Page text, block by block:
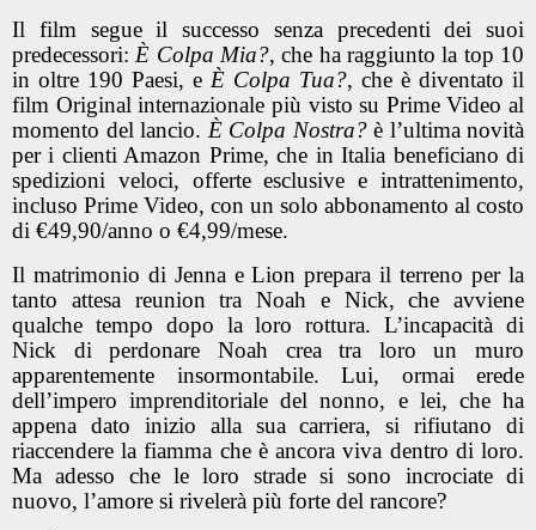
Il film segue il successo senza precedenti dei suoi
predecessori: È Colpa Mia?, che ha raggiunto la top 10
in oltre 190 Paesi, e È Colpa Tua?, che è diventato il
film Original internazionale più visto su Prime Video al
momento del lancio. È Colpa Nostra?è l’ultima novità
per i clienti Amazon Prime, che in Italia beneficiano di
spedizioni veloci, offerte esclusive e intrattenimento,
incluso Prime Video, con un solo abbonamento al costo
di €49,90/anno o €4,99/mese.
Il matrimonio di Jenna e Lion prepara il terreno per la
tanto attesa reunion tra Noah e Nick, che avviene
qualche tempo dopo la loro rottura. L’incapacità di
Nick di perdonare Noah crea tra loro un muro
apparentemente insormontabile. Lui, ormai erede
dell’impero imprenditoriale del nonno, e lei, che ha
appena dato inizio alla sua carriera, si rifiutano di
riaccendere la fiamma che è ancora viva dentro di loro.
Ma adesso che le loro strade si sono incrociate di
nuovo, l’amore si rivelerà più forte del rancore?